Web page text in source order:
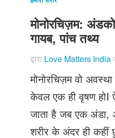
मोनोरचिज़म:
गायब, पांच तथ्य
द्वारा Love Matters India
मोनोरचिज़म वो
केवल एक ही वृषण
जाता है जब एक अंडा,
शरीर के अंदर ही कहीं